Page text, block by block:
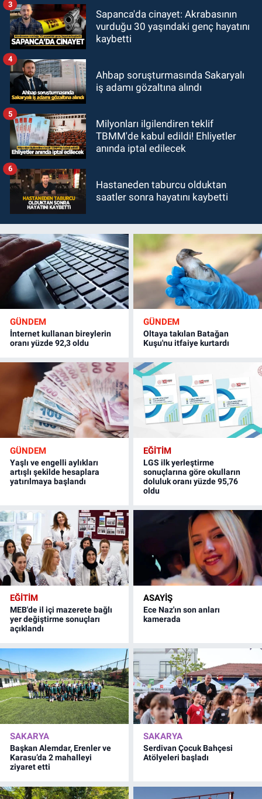
Sapanca'da cinayet: Akrabasının
vurduğu 30 yaşındaki genç hayatını
kaybetti
3
Ahbap soruşturmasında Sakaryalı
iş adamı gözaltına alındı
4
Milyonları ilgilendiren teklif
TBMM'de kabul edildi! Ehliyetler
anında iptal edilecek
5
Hastaneden taburcu olduktan
saatler sonra hayatını kaybetti
6
GÜNDEM
İnternet kullanan bireylerin
oranı yüzde 92,3 oldu
GÜNDEM
Oltaya takılan Batağan
Kuşu'nu itfaiye kurtardı
GÜNDEM
Yaşlı ve engelli aylıkları
artışlı şekilde hesaplara
yatırılmaya başlandı
EĞİTİM
LGS ilk yerleştirme
sonuçlarına göre okulların
doluluk oranı yüzde 95,76
oldu
EĞİTİM
MEB'de il içi mazerete bağlı
yer değiştirme sonuçları
açıklandı
ASAYİŞ
Ece Naz'ın son anları
kamerada
SAKARYA
Başkan Alemdar, Erenler ve
Karasu’da 2 mahalleyi
ziyaret etti
SAKARYA
Serdivan Çocuk Bahçesi
Atölyeleri başladı